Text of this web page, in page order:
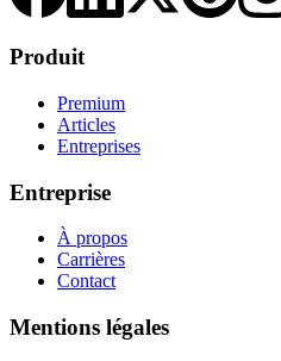
Produit
Premium
Articles
Entreprises
Entreprise
À propos
Carrières
Contact
Mentions légales